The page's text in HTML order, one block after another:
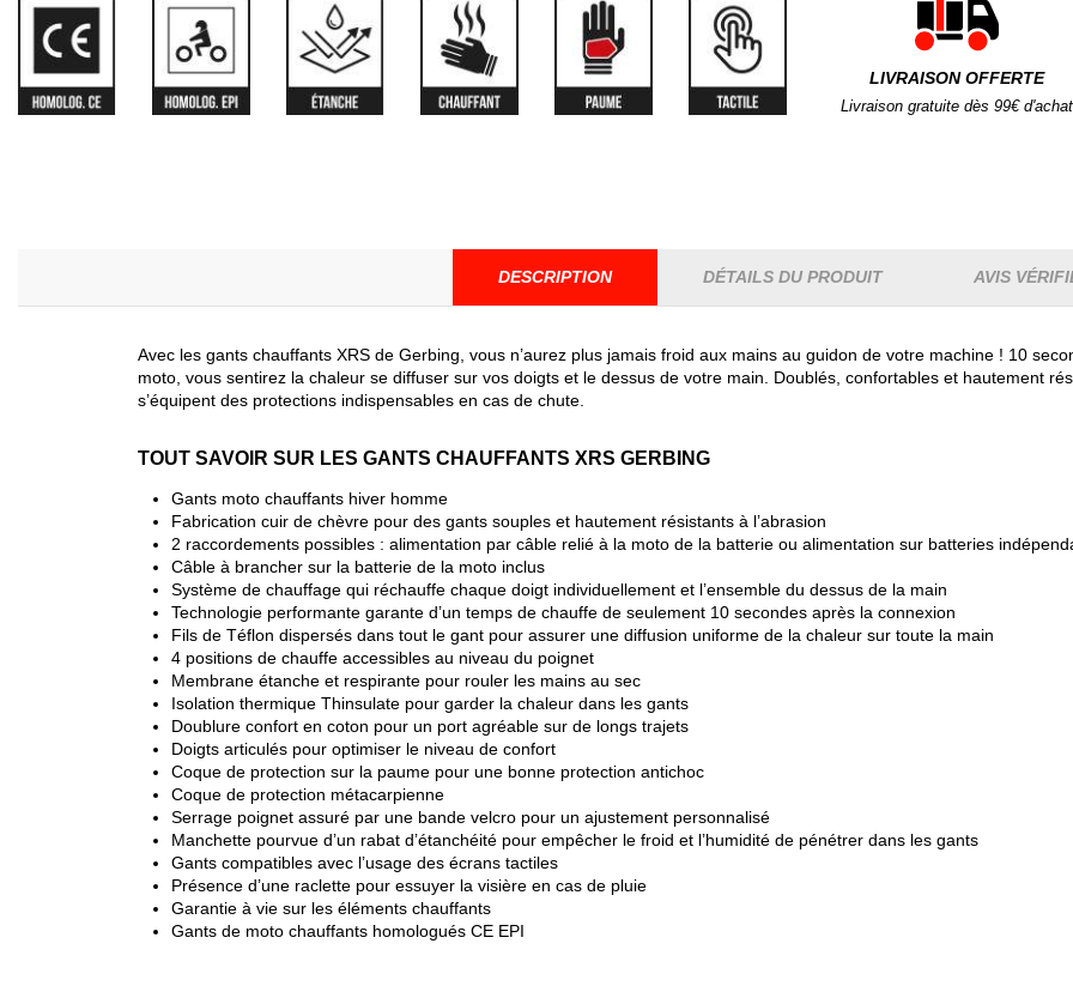
LIVRAISON OFFERTE
Livraison gratuite dès 99€ d'achat
DESCRIPTION DÉTAILS DU PRODUIT AVIS
Avec les gants chauffants XRS de Gerbing, vous n’aurez plus jamais froid aux mains au guidon de votre machine ! 10
moto, vous sentirez la chaleur se diffuser sur vos doigts et le dessus de votre main. Doublés, confortables et hautement
s’équipent des protections indispensables en cas de chute.
TOUT SAVOIR SUR LES GANTS CHAUFFANTS XRS GERBING
Gants moto chauffants hiver homme
Fabrication cuir de chèvre pour des gants souples et hautement résistants à l’abrasion
2 raccordements possibles : alimentation par câble relié à la moto de la batterie ou alimentation sur batteries
Câble à brancher sur la batterie de la moto inclus
Système de chauffage qui réchauffe chaque doigt individuellement et l’ensemble du dessus de la main
Technologie performante garante d’un temps de chauffe de seulement 10 secondes après la connexion
Fils de Téflon dispersés dans tout le gant pour assurer une diffusion uniforme de la chaleur sur toute la main
4 positions de chauffe accessibles au niveau du poignet
Membrane étanche et respirante pour rouler les mains au sec
Isolation thermique Thinsulate pour garder la chaleur dans les gants
Doublure confort en coton pour un port agréable sur de longs trajets
Doigts articulés pour optimiser le niveau de confort
Coque de protection sur la paume pour une bonne protection antichoc
Coque de protection métacarpienne
Serrage poignet assuré par une bande velcro pour un ajustement personnalisé
Manchette pourvue d’un rabat d’étanchéité pour empêcher le froid et l’humidité de pénétrer dans les gants
Gants compatibles avec l’usage des écrans tactiles
Présence d’une raclette pour essuyer la visière en cas de pluie
Garantie à vie sur les éléments chauffants
Gants de moto chauffants homologués CE EPI